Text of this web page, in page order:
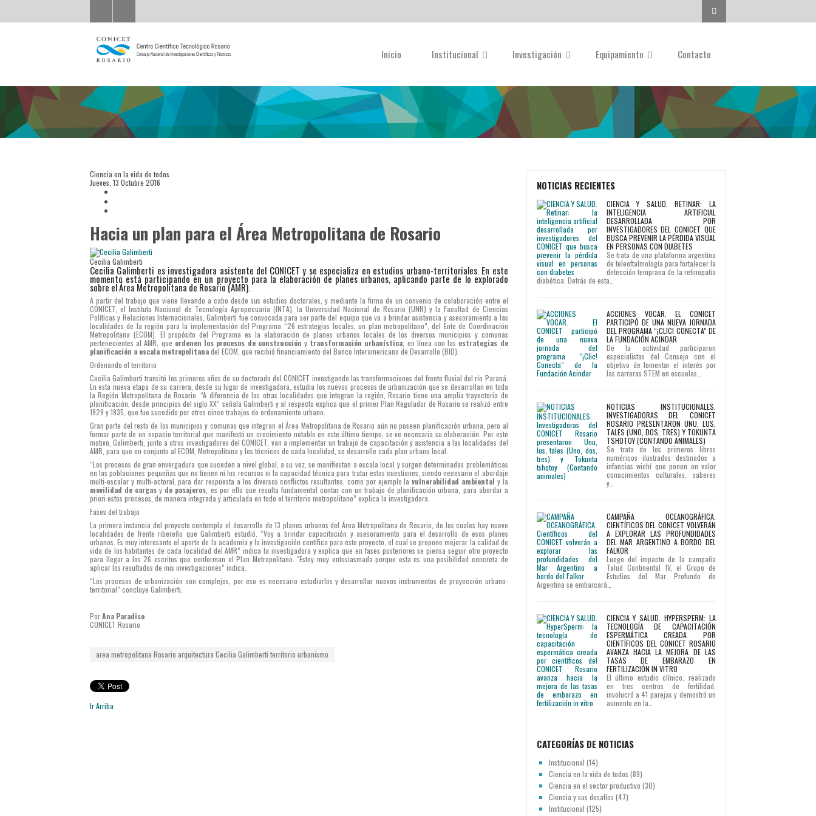
Inicio Institucional Investigación Equipamiento Contacto
Ciencia en la vida de todos
Jueves, 13 Octubre 2016
Hacia un plan para el Área Metropolitana de Rosario
Cecilia Galimberti
Cecilia Galimberti es investigadora asistente del CONICET y se especializa en estudios urbano-territoriales. En este
momento está participando en un proyecto para la elaboración de planes urbanos, aplicando parte de lo explorado
sobre el Área Metropolitana de Rosario (AMR).
A partir del trabajo que viene llevando a cabo desde sus estudios doctorales, y mediante la firma de un convenio de colaboración entre el
CONICET, el Instituto Nacional de Tecnología Agropecuaria (INTA), la Universidad Nacional de Rosario (UNR) y la Facultad de Ciencias
Políticas y Relaciones Internacionales, Galimberti fue convocada para ser parte del equipo que va a brindar asistencia y asesoramiento a las
localidades de la región para la implementación del Programa “26 estrategias locales, un plan metropolitano”, del Ente de Coordinación
Metropolitana (ECOM). El propósito del Programa es la elaboración de planes urbanos locales de los diversos municipios y comunas
pertenecientes al AMR, que ordenen los procesos de construcción y transformación urbanística , en línea con las estrategias de
planificación a escala metropolitanadel ECOM, que recibió financiamiento del Banco Interamericano de Desarrollo (BID).
Ordenando el territorio
Cecilia Galimberti transitó los primeros años de su doctorado del CONICET investigando las transformaciones del frente fluvial del río Paraná.
En esta nueva etapa de su carrera, desde su lugar de investigadora, estudia los nuevos procesos de urbanización que se desarrollan en toda
la Región Metropolitana de Rosario. “A diferencia de las otras localidades que integran la región, Rosario tiene una amplia trayectoria de
planificación, desde principios del siglo XX” señala Galimberti y al respecto explica que el primer Plan Regulador de Rosario se realizó entre
1929 y 1935, que fue sucedido por otros cinco trabajos de ordenamiento urbano.
Gran parte del resto de los municipios y comunas que integran el Área Metropolitana de Rosario aún no poseen planificación urbana, pero al
formar parte de un espacio territorial que manifestó un crecimiento notable en este último tiempo, se ve necesaria su elaboración. Por este
motivo, Galimberti, junto a otros investigadores del CONICET, van a implementar un trabajo de capacitación y asistencia a las localidades del
AMR, para que en conjunto al ECOM, Metropolitana y los técnicos de cada localidad, se desarrolle cada plan urbano local.
“Los procesos de gran envergadura que suceden a nivel global, a su vez, se manifiestan a escala local y surgen determinadas problemáticas
en las poblaciones pequeñas que no tienen ni los recursos ni la capacidad técnica para tratar estas cuestiones, siendo necesario el abordaje
multi-escalar y multi-actoral, para dar respuesta a los diversos conflictos resultantes, como por ejemplo lavulnerabilidad ambiental y la
movilidad de cargas y de pasajeros , es por ello que resulta fundamental contar con un trabajo de planificación urbana, para abordar a
priori estos procesos, de manera integrada y articulada en todo el territorio metropolitano” explica la investigadora.
Fases del trabajo
La primera instancia del proyecto contempla el desarrollo de 13 planes urbanos del Área Metropolitana de Rosario, de los cuales hay nueve
localidades de frente ribereño que Galimberti estudió. “Voy a brindar capacitación y asesoramiento para el desarrollo de esos planes
urbanos. Es muy interesante el aporte de la academia y la investigación centífica para este proyecto, el cual se propone mejorar la calidad de
vida de los habitantes de cada localidad del AMR” indica la investigadora y explica que en fases posteriores se piensa seguir otro proyecto
para llegar a los 26 escritos que conforman el Plan Metropolitano. "Estoy muy entusiasmada porque esta es una posibilidad concreta de
aplicar los resultados de mis investigaciones” indica.
“Los procesos de urbanización son complejos, por eso es necesario estudiarlos y desarrollar nuevos instrumentos de proyección urbano-
territorial” concluye Galimberti.
PorAna Paradiso
CONICET Rosario
area metropolitana Rosario arquitectura Cecilia Galimberti territorio urbanismo
Ir Arriba
NOTICIAS RECIENTES
CIENCIA Y SALUD. RETINAR: LA
INTELIGENCIA ARTIFICIAL
DESARROLLADA POR
INVESTIGADORES DEL CONICET QUE
BUSCA PREVENIR LA PÉRDIDA VISUAL
EN PERSONAS CON DIABETES
Se trata de una plataforma argentina
de teleoftalmología para fortalecer la
detección temprana de la retinopatía
diabética. Detrás de esta…
ACCIONES VOCAR. EL CONICET
PARTICIPÓ DE UNA NUEVA JORNADA
DEL PROGRAMA “¡CLIC! CONECTA” DE
LA FUNDACIÓN ACINDAR
De la actividad participaron
especialistas del Consejo con el
objetivo de fomentar el interés por
las carreras STEM en escuelas…
NOTICIAS INSTITUCIONALES.
INVESTIGADORAS DEL CONICET
ROSARIO PRESENTARON UNU, LUS,
TALES (UNO, DOS, TRES) Y TOKUNTA
TSHOTOY (CONTANDO ANIMALES)
Se trata de los primeros libros
numéricos ilustrados destinados a
infancias wichí que ponen en valor
conocimientos culturales, saberes
y…
CAMPAÑA OCEANOGRÁFICA.
CIENTÍFICOS DEL CONICET VOLVERÁN
A EXPLORAR LAS PROFUNDIDADES
DEL MAR ARGENTINO A BORDO DEL
FALKOR
Luego del impacto de la campaña
Talud Continental IV, el Grupo de
Estudios del Mar Profundo de
Argentina se embarcará…
CIENCIA Y SALUD. HYPERSPERM: LA
TECNOLOGÍA DE CAPACITACIÓN
ESPERMÁTICA CREADA POR
CIENTÍFICOS DEL CONICET ROSARIO
AVANZA HACIA LA MEJORA DE LAS
TASAS DE EMBARAZO EN
FERTILIZACIÓN IN VITRO
El último estudio clínico, realizado
en tres centros de fertilidad,
involucró a 41 parejas y demostró un
aumento en la…
CATEGORÍAS DE NOTICIAS
Institucional (14)
Ciencia en la vida de todos (89)
Ciencia en el sector productivo (30)
Ciencia y sus desafíos (47)
Institucional (125)